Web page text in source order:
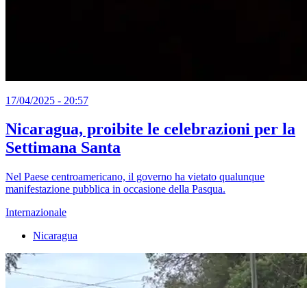
17/04/2025 - 20:57
Nicaragua, proibite le celebrazioni per la
Settimana Santa
Nel Paese centroamericano, il governo ha vietato qualunque
manifestazione pubblica in occasione della Pasqua.
Internazionale
Nicaragua